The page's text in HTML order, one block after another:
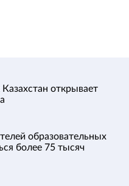
открывает
образовательных
более 75 тысяч